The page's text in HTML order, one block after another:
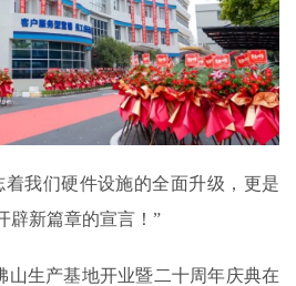
我们硬件设施的全面升级，更是
辟新篇章的宣言！”
山生产基地开业暨二十周年庆典在